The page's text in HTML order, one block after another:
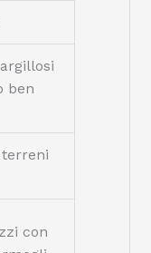
ben
terreni
con